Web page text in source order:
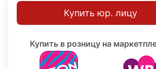
Купить юр. лицу
Купить в розницу на